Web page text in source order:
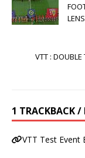
VTT : DOUBLE
1 TRACKBACK /
VTT Test Event